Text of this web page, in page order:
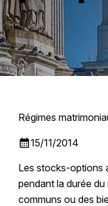
Régimes
calendar_month15/11/2014
Les stocks-options
pendant la durée
communs ou des